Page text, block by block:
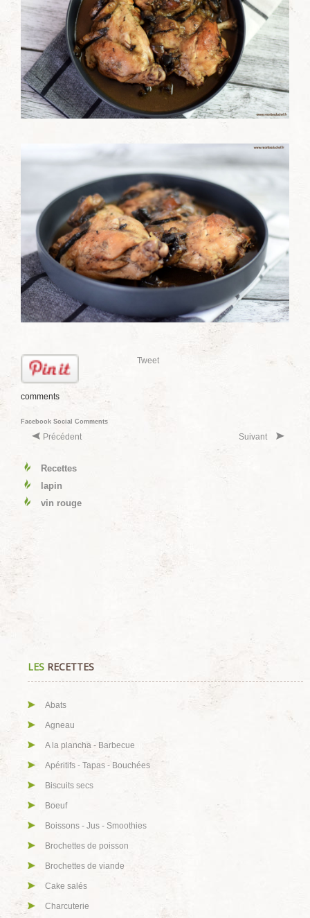
Tweet
comments
Facebook Social Comments
Précédent Suivant
Recettes
lapin
vin rouge
LES RECETTES
Abats
Agneau
A la plancha - Barbecue
Apéritifs - Tapas - Bouchées
Biscuits secs
Boeuf
Boissons - Jus - Smoothies
Brochettes de poisson
Brochettes de viande
Cake salés
Charcuterie